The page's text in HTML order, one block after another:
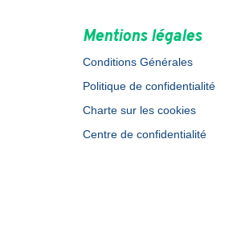
Mentions légales
Conditions Générales
Politique de confidentialité
Charte sur les cookies
Centre de confidentialité